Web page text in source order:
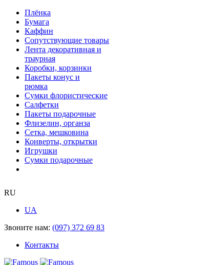
Плёнка
Бумага
Каффин
Сопутствующие товары
Лента декоративная и
траурная
Коробки, корзинки
Пакеты конус и
рюмка
Сумки флористические
Салфетки
Пакеты подарочные
Флизелин, органза
Сетка, мешковина
Конверты, открытки
Игрушки
Сумки подарочные
RU
UA
Звоните нам: (097) 372 69 83
Контакты